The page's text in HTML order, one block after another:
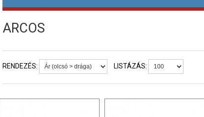
ARCOS
RENDEZÉS: LISTÁZÁS: